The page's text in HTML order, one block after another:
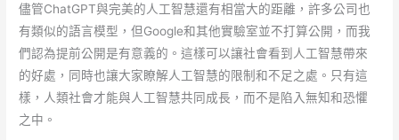
儘管ChatGPT與完美的人工智慧還有相當大的距離，許多公司也
有類似的語言模型，但Google和其他實驗室並不打算公開，而我
們認為提前公開是有意義的。這樣可以讓社會看到人工智慧帶來
的好處，同時也讓大家瞭解人工智慧的限制和不足之處。只有這
樣，人類社會才能與人工智慧共同成長，而不是陷入無知和恐懼
之中。